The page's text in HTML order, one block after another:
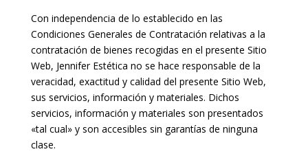
Con independencia de lo establecido en las
Condiciones Generales de Contratación relativas a la
contratación de bienes recogidas en el presente Sitio
Web, Jennifer Estética no se hace responsable de la
veracidad, exactitud y calidad del presente Sitio Web,
sus servicios, información y materiales. Dichos
servicios, información y materiales son presentados
«tal cual» y son accesibles sin garantías de ninguna
clase.